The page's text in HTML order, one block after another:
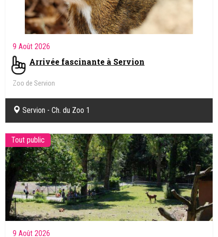
9 Août 2026
Arrivée fascinante à Servion
Zoo de Servion
Servion - Ch. du Zoo 1
Tout public
9 Août 2026